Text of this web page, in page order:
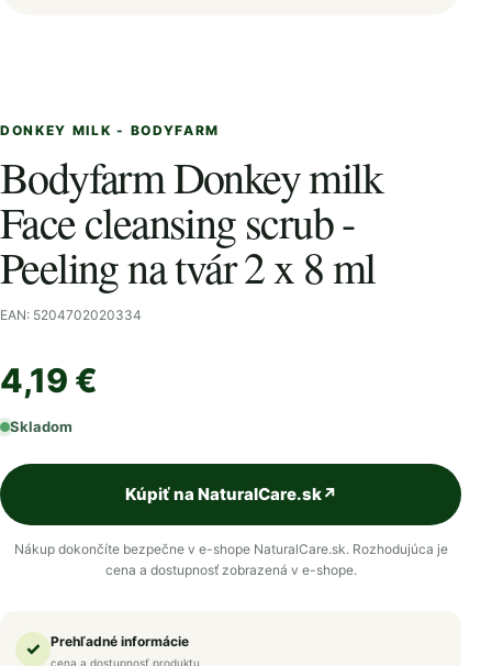
DONKEY MILK - BODYFARM
Bodyfarm Donkey milk
Face cleansing scrub -
Peeling na tvár 2 x 8 ml
EAN: 5204702020334
4,19 €
Skladom
Kúpiť na NaturalCare.sk↗
Nákup dokončíte bezpečne v e-shope NaturalCare.sk. Rozhodujúca je
cena a dostupnosť zobrazená v e-shope.
✓ Prehľadné informácie
cena a dostupnosť produktu